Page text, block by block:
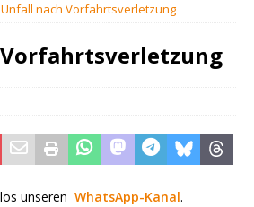
Unfall nach Vorfahrtsverletzung
unseren WhatsApp-Kanal.